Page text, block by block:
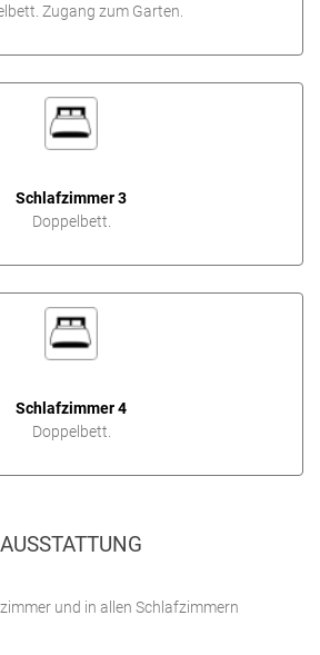
Zugang zum Garten.
Schlafzimmer 3
Doppelbett.
Schlafzimmer 4
Doppelbett.
AUSSTATTUNG
und in allen Schlafzimmern